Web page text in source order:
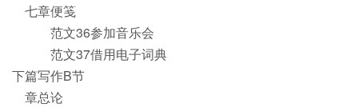
七章便笺
范文36参加音乐会
范文37借用电子词典
下篇写作B节
章总论